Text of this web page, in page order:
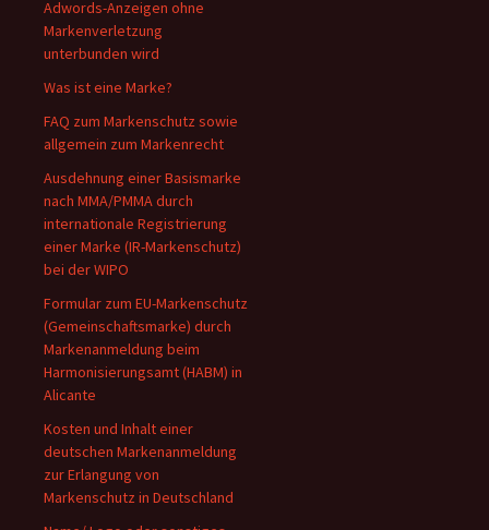
Adwords-Anzeigen ohne
Markenverletzung
unterbunden wird
Was ist eine Marke?
FAQ zum Markenschutz sowie
allgemein zum Markenrecht
Ausdehnung einer Basismarke
nach MMA/PMMA durch
internationale Registrierung
einer Marke (IR-Markenschutz)
bei der WIPO
Formular zum EU-Markenschutz
(Gemeinschaftsmarke) durch
Markenanmeldung beim
Harmonisierungsamt (HABM) in
Alicante
Kosten und Inhalt einer
deutschen Markenanmeldung
zur Erlangung von
Markenschutz in Deutschland